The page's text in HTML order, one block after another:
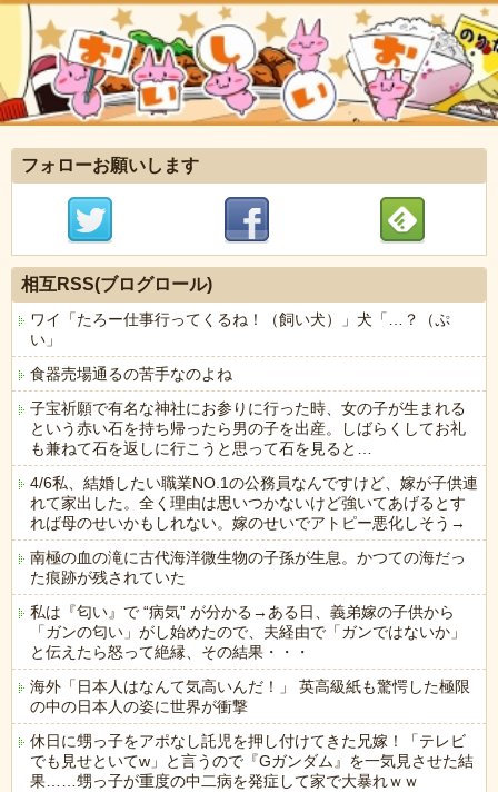
フォローお願いします
相互RSS(ブログロール)
ワイ「たろー仕事行ってくるね！（飼い犬）」犬「…？（ぷ
い」
食器売場通るの苦手なのよね
子宝祈願で有名な神社にお参りに行った時、女の子が生まれる
という赤い石を持ち帰ったら男の子を出産。しばらくしてお礼
も兼ねて石を返しに行こうと思って石を見ると…
4/6私、結婚したい職業NO.1の公務員なんですけど、嫁が子供連
れて家出した。全く理由は思いつかないけど強いてあげるとす
れば母のせいかもしれない。嫁のせいでアトピー悪化しそう→
南極の血の滝に古代海洋微生物の子孫が生息。かつての海だっ
た痕跡が残されていた
私は『匂い』で “病気” が分かる→ある日、義弟嫁の子供から
「ガンの匂い」がし始めたので、夫経由で「ガンではないか」
と伝えたら怒って絶縁、その結果・・・
海外「日本人はなんて気高いんだ！」 英高級紙も驚愕した極限
の中の日本人の姿に世界が衝撃
休日に甥っ子をアポなし託児を押し付けてきた兄嫁！「テレビ
でも見せといてw」と言うので『Gガンダム』を一気見させた結
果……甥っ子が重度の中二病を発症して家で大暴れｗｗ